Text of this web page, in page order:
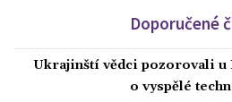
Doporučené
Ukrajinští vědci pozorovali u
o vyspělé